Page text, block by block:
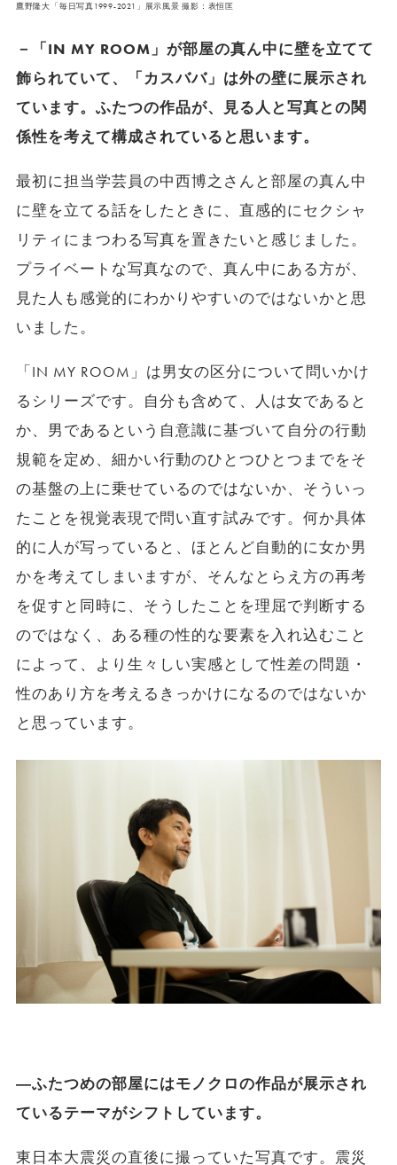
鷹野隆大「毎日写真1999-2021」展示風景 撮影：表恒匡
－「IN MY ROOM」が部屋の真ん中に壁を立てて
飾られていて、「カスババ」は外の壁に展示され
ています。ふたつの作品が、見る人と写真との関
係性を考えて構成されていると思います。
最初に担当学芸員の中西博之さんと部屋の真ん中
に壁を立てる話をしたときに、直感的にセクシャ
リティにまつわる写真を置きたいと感じました。
プライベートな写真なので、真ん中にある方が、
見た人も感覚的にわかりやすいのではないかと思
いました。
「IN MY ROOM」は男女の区分について問いかけ
るシリーズです。自分も含めて、人は女であると
か、男であるという自意識に基づいて自分の行動
規範を定め、細かい行動のひとつひとつまでをそ
の基盤の上に乗せているのではないか、そういっ
たことを視覚表現で問い直す試みです。何か具体
的に人が写っていると、ほとんど自動的に女か男
かを考えてしまいますが、そんなとらえ方の再考
を促すと同時に、そうしたことを理屈で判断する
のではなく、ある種の性的な要素を入れ込むこと
によって、より生々しい実感として性差の問題・
性のあり方を考えるきっかけになるのではないか
と思っています。
―ふたつめの部屋にはモノクロの作品が展示され
ているテーマがシフトしています。
東日本大震災の直後に撮っていた写真です。震災